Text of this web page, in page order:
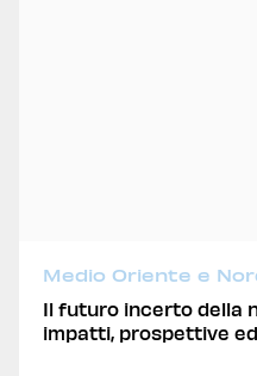
Medio Oriente e
Il futuro incerto della
impatti, prospettive